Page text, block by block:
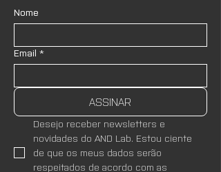
Nome
Email *
ASSINAR
Desejo receber newsletters e
novidades do AND Lab. Estou ciente
de que os meus dados serão